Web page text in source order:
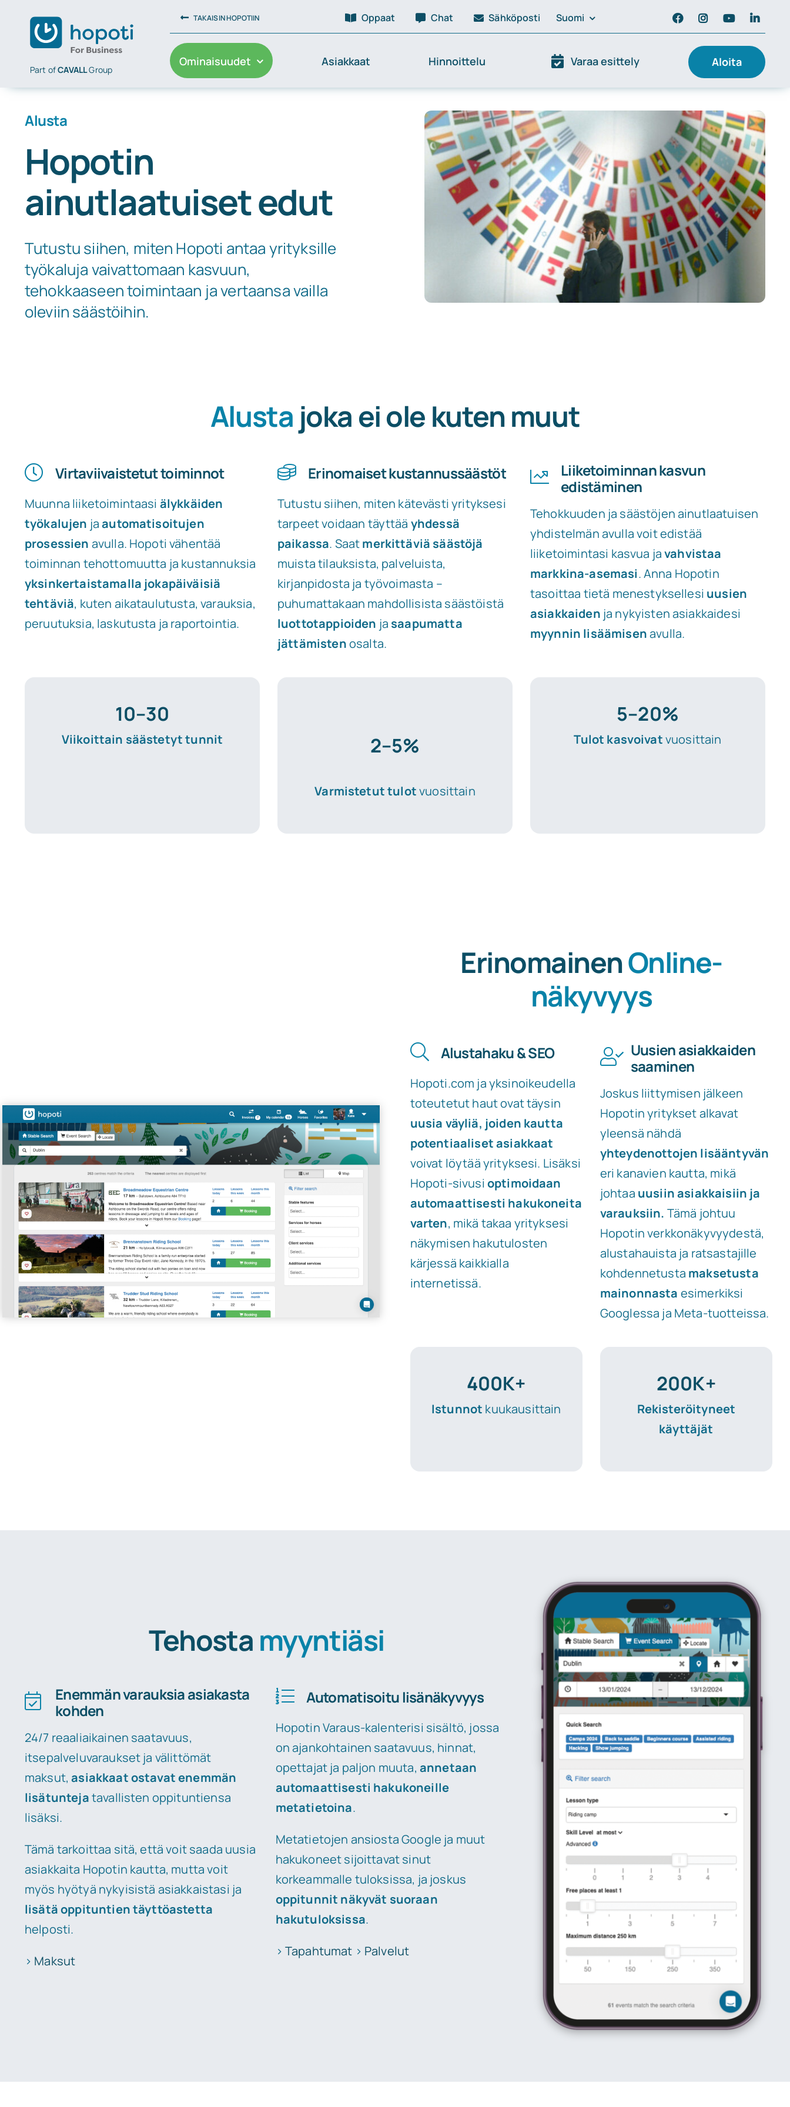
content
Part ofCAVALLGroup
TAKAISIN HOPOTIIN Oppaat Chat Sähköposti Suomi
Ominaisuudet Asiakkaat Hinnoittelu Varaa esittely Aloita
Alusta
Hopotin
ainutlaatuiset edut
Tutustu siihen, miten Hopoti antaa yrityksille
työkaluja vaivattomaan kasvuun,
tehokkaaseen toimintaan ja vertaansa vailla
oleviin säästöihin.
Alusta joka ei ole kuten muut
Virtaviivaistetut toiminnot
Muunna liiketoimintaasi älykkäiden
työkalujen jaautomatisoitujen
prosessien avulla. Hopoti vähentää
toiminnan tehottomuutta ja kustannuksia
yksinkertaistamalla jokapäiväisiä
tehtäviä, kuten aikataulutusta, varauksia,
peruutuksia, laskutusta ja raportointia.
Erinomaiset kustannussäästöt
Tutustu siihen, miten kätevästi yrityksesi
tarpeet voidaan täyttää yhdessä
paikassa. Saatmerkittäviä säästöjä
muista tilauksista, palveluista,
kirjanpidosta ja työvoimasta –
puhumattakaan mahdollisista säästöistä
luottotappioiden ja saapumatta
jättämistenosalta.
Liiketoiminnan kasvun
edistäminen
Tehokkuuden ja säästöjen ainutlaatuisen
yhdistelmän avulla voit edistää
liiketoimintasi kasvua javahvistaa
markkina-asemasi. Anna Hopotin
tasoittaa tietä menestyksellesi uusien
asiakkaiden ja nykyisten asiakkaidesi
myynnin lisäämisenavulla.
10–30
Viikoittain säästetyt tunnit 2–5%
Varmistetut tulotvuosittain
5–20%
Tulot kasvoivatvuosittain
ErinomainenOnline-
näkyvyys
Alustahaku & SEO
Hopoti.com ja yksinoikeudella
toteutetut haut ovat täysin
uusia väyliä, joiden kautta
potentiaaliset asiakkaat
voivat löytää yrityksesi. Lisäksi
Hopoti-sivusi optimoidaan
automaattisesti hakukoneita
varten, mikä takaa yrityksesi
näkymisen hakutulosten
kärjessä kaikkialla
internetissä.
Uusien asiakkaiden
saaminen
Joskus liittymisen jälkeen
Hopotin yritykset alkavat
yleensä nähdä
yhteydenottojen lisääntyvän
eri kanavien kautta, mikä
johtaa uusiin asiakkaisiin ja
varauksiin. Tämä johtuu
Hopotin verkkonäkyvyydestä,
alustahauista ja ratsastajille
kohdennetusta maksetusta
mainonnasta esimerkiksi
Googlessa ja Meta-tuotteissa.
400K+
Istunnot kuukausittain
200K+
Rekisteröityneet
käyttäjät
Tehosta myyntiäsi
Enemmän varauksia asiakasta
kohden
24/7 reaaliaikainen saatavuus,
itsepalveluvaraukset ja välittömät
maksut,asiakkaat ostavat enemmän
lisätuntejatavallisten oppituntiensa
lisäksi.
Tämä tarkoittaa sitä, että voit saada uusia
asiakkaita Hopotin kautta, mutta voit
myös hyötyä nykyisistä asiakkaistasi ja
lisätä oppituntien täyttöastetta
helposti.
> Maksut
Automatisoitu lisänäkyvyys
Hopotin Varaus-kalenterisi sisältö, jossa
on ajankohtainen saatavuus, hinnat,
opettajat ja paljon muuta, annetaan
automaattisesti hakukoneille
metatietoina.
Metatietojen ansiosta Google ja muut
hakukoneet sijoittavat sinut
korkeammalle tuloksissa, ja joskus
oppitunnit näkyvät suoraan
hakutuloksissa.
> Tapahtumat > Palvelut